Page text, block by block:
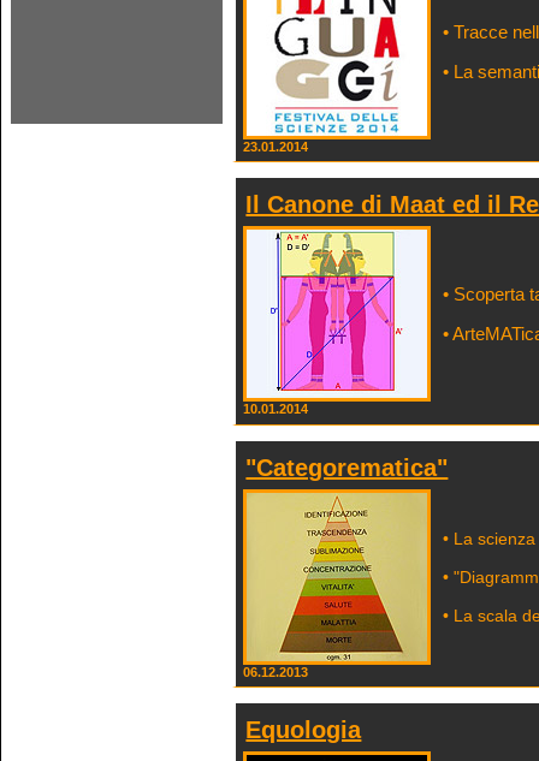
• Tracce
• La
23.01.2014
Il Canone di Maat ed il
• Scoperta
•
10.01.2014
"Categorematica"
• La
•
• La scala
06.12.2013
Equologia